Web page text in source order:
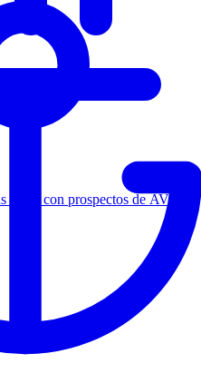
con prospectos de AVA